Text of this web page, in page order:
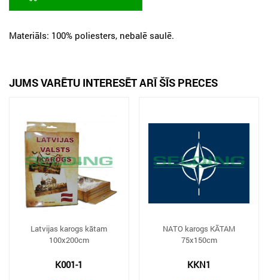
Materiāls: 100% poliesters, nebalē saulē.
JUMS VARĒTU INTERESĒT ARĪ ŠĪS PRECES
Latvijas karogs kātam
100x200cm
K001-1
NATO karogs KĀTAM
75x150cm
KKN1